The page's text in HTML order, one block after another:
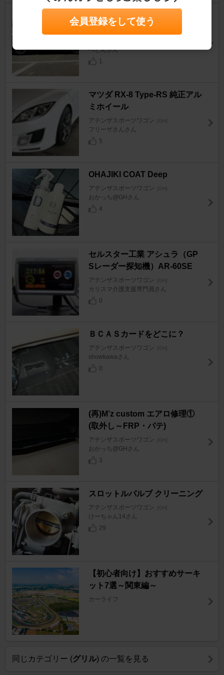
LARGUS フルタップ式車高
調 減衰３２段
べとんさん
1
マツダ RX-8 Type-RS 純正アル
ミホイール
アテンザスポーツワゴン [GH]
フリーザさんさん
5
OHAJIKI COAT Deep
アテンザスポーツワゴン [GH]
おかっち@GHさん
4
セルスター工業 アシュラ（GP
Sレーダー探知機）AR-60SE
アテンザスポーツワゴン [GH]
カリスマ介護支援専門員さん
0
ＢＣＡＳカードをどこに？
アテンザスポーツワゴン [GH]
showkawaさん
0
(再)M’z custom エアロ修理①
(取外し～FRP・パテ)
アテンザスポーツワゴン [GH]
おかっち@GHさん
3
スロットルバルブ クリーニング
アテンザスポーツワゴン [GH]
けーちゃん14さん
29
【初心者向け】おすすめサーキ
ット7選～関東編～
カーライフ
同じカテゴリー (グリル) の一覧を見る
会員登録をして使う